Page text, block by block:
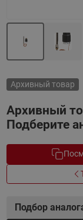
Архивный товар
Архивный
Подберите
Подбор